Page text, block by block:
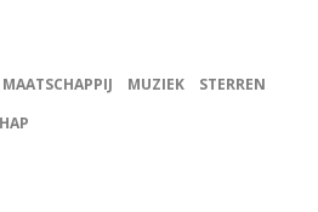
MAATSCHAPPIJ MUZIEK
STERREN